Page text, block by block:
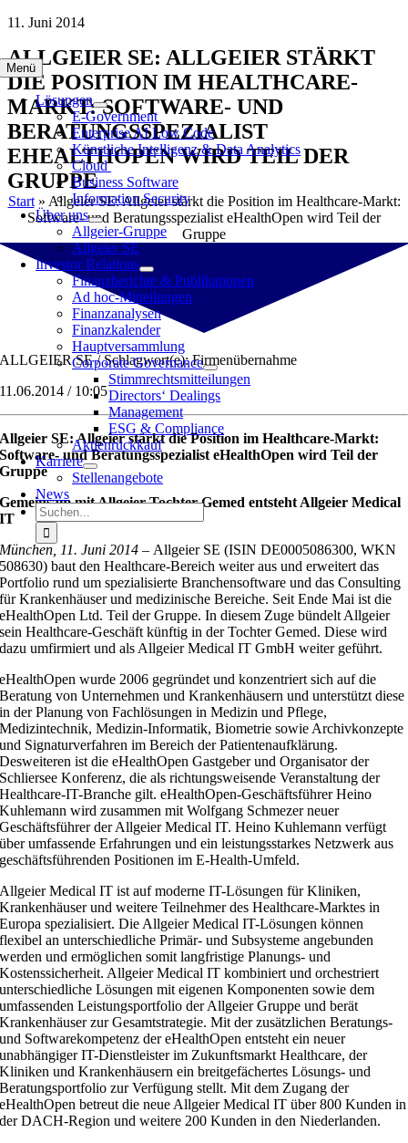
Zum
springen
Menü
Lösungen
E-Government
Enterprise AI Low Code
Künstliche Intelligenz & Data Analytics
Cloud
Business Software
Information Security
Über uns
Allgeier-Gruppe
Allgeier SE
Investor Relations
Finanzberichte & Publikationen
Ad hoc-Mitteilungen
Finanzanalysen
Finanzkalender
Hauptversammlung
Corporate Governance
Stimmrechtsmitteilungen
Directors‘ Dealings
Management
ESG & Compliance
Aktienrückkauf
Karriere
Stellenangebote
News
Suche
nach:
11. Juni 2014
ALLGEIER SE: ALLGEIER STÄRKT
DIE POSITION IM HEALTHCARE-
MARKT: SOFTWARE- UND
BERATUNGSSPEZIALIST
EHEALTHOPEN WIRD TEIL DER
GRUPPE
Start» Allgeier SE: Allgeier stärkt die Position im Healthcare-Markt:
Software- und Beratungsspezialist eHealthOpen wird Teil der
Gruppe
ALLGEIER SE / Schlagwort(e): Firmenübernahme
11.06.2014 / 10:05
Allgeier SE: Allgeier stärkt die Position im Healthcare-Markt:
Software- und Beratungsspezialist eHealthOpen wird Teil der
Gruppe
Gemeinsam mit Allgeier Tochter Gemed entsteht Allgeier Medical
IT
München, 11. Juni 2014 – Allgeier SE (ISIN DE0005086300, WKN
508630) baut den Healthcare-Bereich weiter aus und erweitert das
Portfolio rund um spezialisierte Branchensoftware und das Consulting
für Krankenhäuser und medizinische Bereiche. Seit Ende Mai ist die
eHealthOpen Ltd. Teil der Gruppe. In diesem Zuge bündelt Allgeier
sein Healthcare-Geschäft künftig in der Tochter Gemed. Diese wird
dazu umfirmiert und als Allgeier Medical IT GmbH weiter geführt.
eHealthOpen wurde 2006 gegründet und konzentriert sich auf die
Beratung von Unternehmen und Krankenhäusern und unterstützt diese
in der Planung von Fachlösungen in Medizin und Pflege,
Medizintechnik, Medizin-Informatik, Biometrie sowie Archivkonzepte
und Signaturverfahren im Bereich der Patientenaufklärung.
Desweiteren ist die eHealthOpen Gastgeber und Organisator der
Schliersee Konferenz, die als richtungsweisende Veranstaltung der
Healthcare-IT-Branche gilt. eHealthOpen-Geschäftsführer Heino
Kuhlemann wird zusammen mit Wolfgang Schmezer neuer
Geschäftsführer der Allgeier Medical IT. Heino Kuhlemann verfügt
über umfassende Erfahrungen und ein leistungsstarkes Netzwerk aus
geschäftsführenden Positionen im E-Health-Umfeld.
Allgeier Medical IT ist auf moderne IT-Lösungen für Kliniken,
Krankenhäuser und weitere Teilnehmer des Healthcare-Marktes in
Europa spezialisiert. Die Allgeier Medical IT-Lösungen können
flexibel an unterschiedliche Primär- und Subsysteme angebunden
werden und ermöglichen somit langfristige Planungs- und
Kostenssicherheit. Allgeier Medical IT kombiniert und orchestriert
unterschiedliche Lösungen mit eigenen Komponenten sowie dem
umfassenden Leistungsportfolio der Allgeier Gruppe und berät
Krankenhäuser zur Gesamtstrategie. Mit der zusätzlichen Beratungs-
und Softwarekompetenz der eHealthOpen entsteht ein neuer
unabhängiger IT-Dienstleister im Zukunftsmarkt Healthcare, der
Kliniken und Krankenhäusern ein breitgefächertes Lösungs- und
Beratungsportfolio zur Verfügung stellt. Mit dem Zugang der
eHealthOpen betreut die neue Allgeier Medical IT über 800 Kunden in
der DACH-Region und weitere 200 Kunden in den Niederlanden.